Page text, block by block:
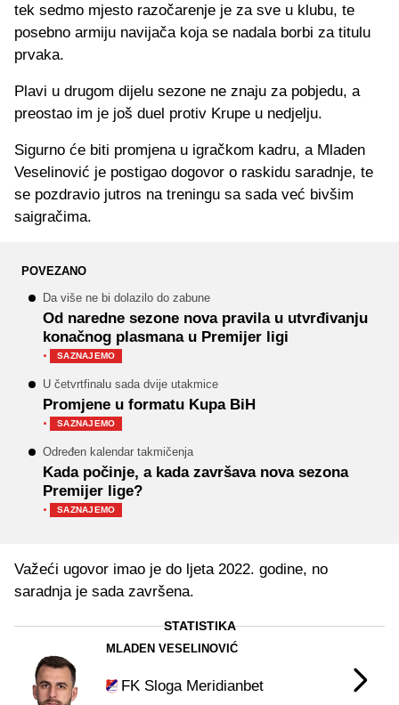
tek sedmo mjesto razočarenje je za sve u klubu, te
posebno armiju navijača koja se nadala borbi za titulu
prvaka.
Plavi u drugom dijelu sezone ne znaju za pobjedu, a
preostao im je još duel protiv Krupe u nedjelju.
Sigurno će biti promjena u igračkom kadru, a Mladen
Veselinović je postigao dogovor o raskidu saradnje, te
se pozdravio jutros na treningu sa sada već bivšim
saigračima.
POVEZANO
Da više ne bi dolazilo do zabune
Od naredne sezone nova pravila u utvrđivanju
konačnog plasmana u Premijer ligi
· SAZNAJEMO
U četvrtfinalu sada dvije utakmice
Promjene u formatu Kupa BiH
· SAZNAJEMO
Određen kalendar takmičenja
Kada počinje, a kada završava nova sezona
Premijer lige?
· SAZNAJEMO
Važeći ugovor imao je do ljeta 2022. godine, no
saradnja je sada završena.
MLADEN VESELINOVIĆ
FK Sloga Meridianbet
STATISTIKA